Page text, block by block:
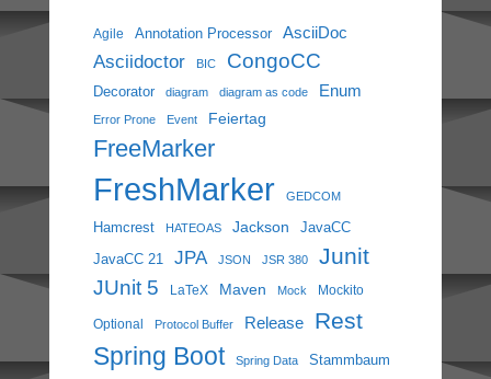
Agile Annotation Processor AsciiDoc
Asciidoctor BIC CongoCC
Decorator diagram diagram as code Enum
Error Prone Event Feiertag
FreeMarker
FreshMarker GEDCOM
Hamcrest HATEOAS Jackson JavaCC
JavaCC 21 JPA JSON JSR 380 Junit
JUnit 5 LaTeX Maven Mock Mockito
Optional Protocol Buffer Release Rest
Spring Boot Spring Data Stammbaum